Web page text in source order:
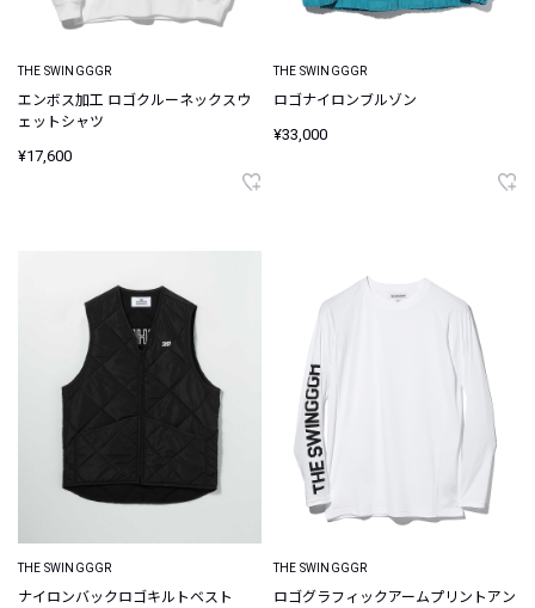
THE SWINGGGR
エンボス加工 ロゴクルーネックスウ
ェットシャツ
¥17,600
THE SWINGGGR
ロゴナイロンブルゾン
¥33,000
THE SWINGGGR
ナイロンバックロゴキルトベスト
THE SWINGGGR
ロゴグラフィックアームプリントアン